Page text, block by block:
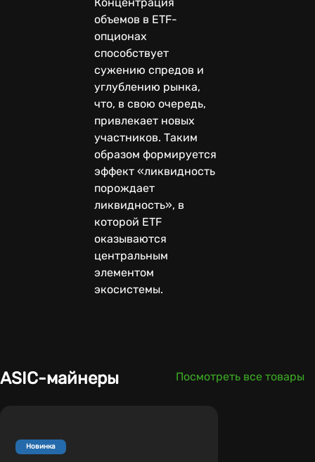
объемов в ETF-
опционах
способствует
сужению спредов и
углублению рынка,
что, в свою очередь,
привлекает новых
участников. Таким
образом формируется
эффект «ликвидность
порождает
ликвидность», в
которой ETF
оказываются
центральным
элементом
экосистемы.
ASIC-майнеры Посмотреть все товары
Новинка